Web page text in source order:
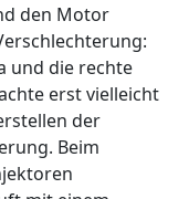
den Motor
und die rechte
erst vielleicht
der
Beim